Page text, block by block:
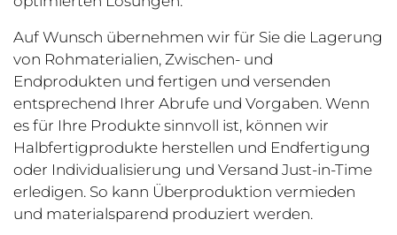
Auf Wunsch übernehmen wir für Sie die Lagerung
von Rohmaterialien, Zwischen- und
Endprodukten und fertigen und versenden
entsprechend Ihrer Abrufe und Vorgaben. Wenn
es für Ihre Produkte sinnvoll ist, können wir
Halbfertigprodukte herstellen und Endfertigung
oder Individualisierung und Versand Just-in-Time
erledigen. So kann Überproduktion vermieden
und materialsparend produziert werden.